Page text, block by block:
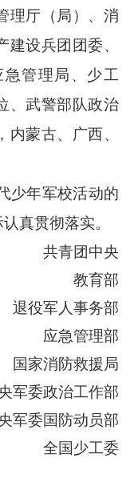
理厅（局）、消
设兵团团委、
管理局、少工
、武警部队政治
蒙古、广西、
少年军校活动的
真贯彻落实。
共青团中央
教育部
退役军人事务部
应急管理部
国家消防救援局
军委政治工作部
军委国防动员部
全国少工委